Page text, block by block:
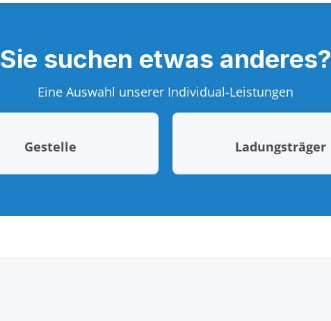
Sie suchen etwas anderes?
Eine Auswahl unserer Individual-Leistungen
Gestelle Ladungsträger